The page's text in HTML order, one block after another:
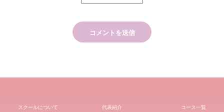
スクールについて 代表紹介 コース一覧